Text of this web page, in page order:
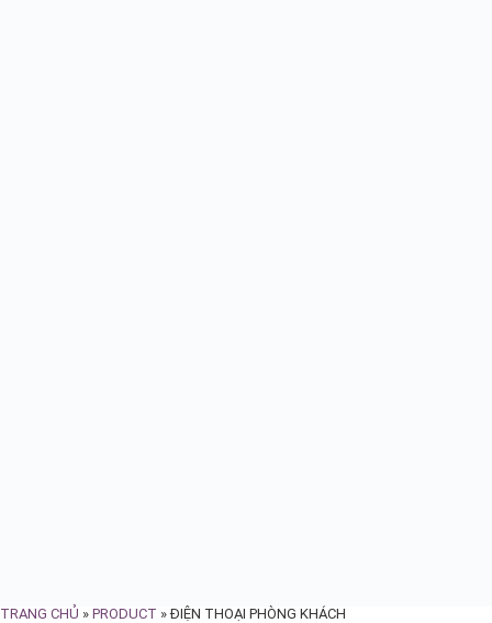
TRANG CHỦ » PRODUCT »ĐIỆN THOẠI PHÒNG KHÁCH